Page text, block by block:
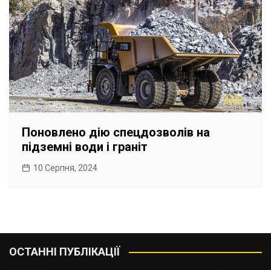
Поновлено дію спецдозволів на
підземні води і граніт
10 Серпня, 2024
ОСТАННІ ПУБЛІКАЦІЇ